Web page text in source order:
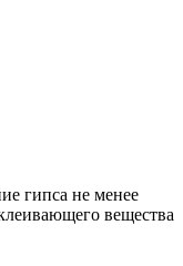
гипса не менее
вещества